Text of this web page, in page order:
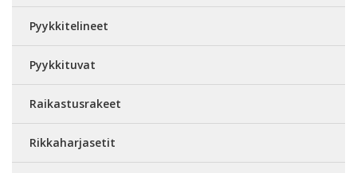
Pyykkitelineet
Pyykkituvat
Raikastusrakeet
Rikkaharjasetit